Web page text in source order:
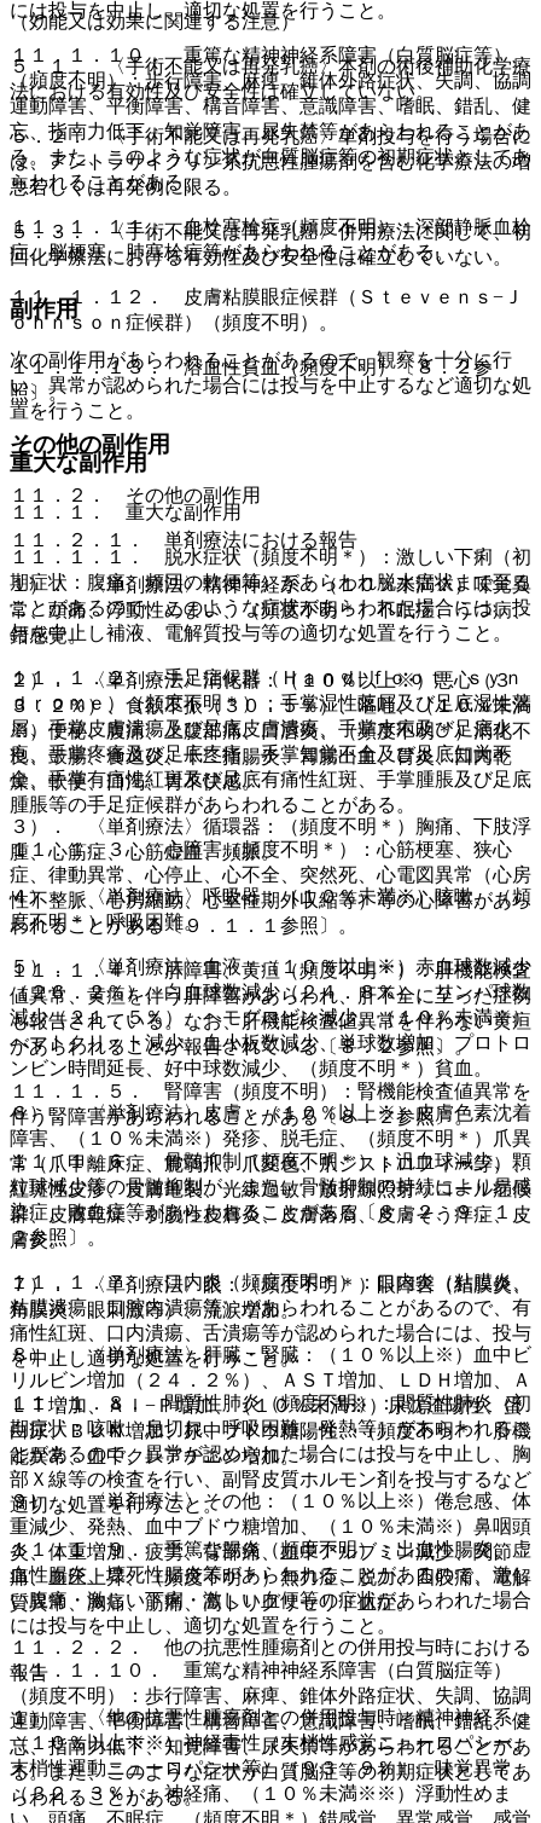
には投与を中止し、適切な処置を行うこと。
１１．１．１０． 重篤な精神神経系障害（白質脳症等）
（頻度不明）：歩行障害、麻痺、錐体外路症状、失調、協調
運動障害、平衡障害、構音障害、意識障害、嗜眠、錯乱、健
忘、指南力低下、知覚障害、尿失禁等があらわれることがあ
る。また、このような症状が白質脳症等の初期症状としてあ
らわれることがある。
１１．１．１１． 血栓塞栓症（頻度不明）：深部静脈血栓
症、脳梗塞、肺塞栓症等があらわれることがある。
１１．１．１２． 皮膚粘膜眼症候群（Ｓｔｅｖｅｎｓ−Ｊ
ｏｈｎｓｏｎ症候群）（頻度不明）。
１１．１．１３． 溶血性貧血（頻度不明）〔８．２参
照〕。
その他の副作用
１１．２． その他の副作用
１１．２．１． 単剤療法における報告
１）． 〈単剤療法〉精神神経系：（１０％未満※）味覚異
常、頭痛、浮動性めまい、（頻度不明＊）不眠症、うつ病、
錯感覚。
２）． 〈単剤療法〉消化器：（１０％以上※）悪心（３
３．２％）、食欲不振（３０．５％）、嘔吐、（１０％未満
※）便秘、腹痛、上腹部痛、口唇炎、（頻度不明＊）消化不
良、鼓腸、食道炎、十二指腸炎、胃腸出血、胃炎、口内乾
燥、軟便、口渇、胃不快感。
３）． 〈単剤療法〉循環器：（頻度不明＊）胸痛、下肢浮
腫、心筋症、心筋虚血、頻脈。
４）． 〈単剤療法〉呼吸器：（１０％未満※）咳嗽、（頻
度不明＊）呼吸困難。
５）． 〈単剤療法〉血液：（１０％以上※）赤血球数減少
（２６．２％）、白血球数減少（２４．８％）、リンパ球数
減少（２１．５％）、ヘモグロビン減少、（１０％未満※）
ヘマトクリット減少、血小板数減少、単球数増加、プロトロ
ンビン時間延長、好中球数減少、（頻度不明＊）貧血。
６）． 〈単剤療法〉皮膚：（１０％以上※）皮膚色素沈着
障害、（１０％未満※）発疹、脱毛症、（頻度不明＊）爪異
常（爪甲離床症、脆弱爪、爪変色、爪ジストロフィー等）、
紅斑性皮疹、皮膚亀裂、光線過敏、放射線照射リコール症候
群、皮膚乾燥、剥脱性皮膚炎、皮膚落屑、皮膚そう痒症、皮
膚炎。
７）． 〈単剤療法〉眼：（頻度不明＊）眼障害（結膜炎、
角膜炎、眼刺激等）、流涙増加。
８）． 〈単剤療法〉肝臓・腎臓：（１０％以上※）血中ビ
リルビン増加（２４．２％）、ＡＳＴ増加、ＬＤＨ増加、Ａ
ＬＴ増加、Ａｌ−Ｐ増加、（１０％未満※）尿沈渣陽性、蛋
白尿、ＢＵＮ増加、尿中ブドウ糖陽性、（頻度不明＊）肝機
能異常、血中クレアチニン増加。
９）． 〈単剤療法〉その他：（１０％以上※）倦怠感、体
重減少、発熱、血中ブドウ糖増加、（１０％未満※）鼻咽頭
炎、体重増加、疲労、背部痛、血中アルブミン減少、関節
痛、血圧上昇、（頻度不明＊）無力症、脱力、四肢痛、電解
質異常、胸痛、筋痛、高トリグリセリド血症。
１１．２．２． 他の抗悪性腫瘍剤との併用投与時における
報告
１）． 〈他の抗悪性腫瘍剤との併用投与時〉精神神経系：
（１０％以上※※）神経毒性（末梢性感覚ニューロパシー、
末梢性運動ニューロパシー等）（９３．９％）、味覚異常
（３２．３％）、神経痛、（１０％未満※※）浮動性めま
い、頭痛、不眠症、（頻度不明＊）錯感覚、異常感覚、感覚
（効能又は効果に関連する注意）
５．１． 〈手術不能又は再発乳癌〉本剤の術後補助化学療
法における有効性及び安全性は確立していない。
５．２． 〈手術不能又は再発乳癌〉単剤投与を行う場合に
は、アントラサイクリン系抗悪性腫瘍剤を含む化学療法の増
悪若しくは再発例に限る。
５．３． 〈手術不能又は再発乳癌〉併用療法に関して、初
回化学療法における有効性及び安全性は確立していない。
副作用
次の副作用があらわれることがあるので、観察を十分に行
い、異常が認められた場合には投与を中止するなど適切な処
置を行うこと。
重大な副作用
１１．１． 重大な副作用
１１．１．１． 脱水症状（頻度不明＊）：激しい下痢（初
期症状：腹痛、頻回の軟便等）があらわれ脱水症状まで至る
ことがあるので、このような症状があらわれた場合には、投
与を中止し補液、電解質投与等の適切な処置を行うこと。
１１．１．２． 手足症候群（Ｈａｎｄ−ｆｏｏｔ ｓｙｎ
ｄｒｏｍｅ）（頻度不明＊）：手掌湿性落屑及び足底湿性落
屑、手掌皮膚潰瘍及び足底皮膚潰瘍、手掌水疱及び足底水
疱、手掌疼痛及び足底疼痛、手掌知覚不全及び足底知覚不
全、手掌有痛性紅斑及び足底有痛性紅斑、手掌腫脹及び足底
腫脹等の手足症候群があらわれることがある。
１１．１．３． 心障害（頻度不明＊）：心筋梗塞、狭心
症、律動異常、心停止、心不全、突然死、心電図異常（心房
性不整脈、心房細動、心室性期外収縮等）等の心障害があら
われることがある〔９．１．１参照〕。
１１．１．４． 肝障害、黄疸（頻度不明＊）：肝機能検査
値異常、黄疸を伴う肝障害があらわれ、肝不全に至った症例
も報告されている。なお、肝機能検査値異常を伴わない黄疸
があらわれることが報告されている〔８．２参照〕。
１１．１．５． 腎障害（頻度不明）：腎機能検査値異常を
伴う腎障害があらわれることがある〔８．２参照〕。
１１．１．６． 骨髄抑制（頻度不明＊）：汎血球減少、顆
粒球減少等の骨髄抑制が、また、骨髄抑制の持続により易感
染症、敗血症等があらわれることがある〔８．２、９．１．
２参照〕。
１１．１．７． 口内炎（頻度不明＊）：口内炎（粘膜炎、
粘膜潰瘍、口腔内潰瘍等）があらわれることがあるので、有
痛性紅斑、口内潰瘍、舌潰瘍等が認められた場合には、投与
を中止し適切な処置を行うこと。
１１．１．８． 間質性肺炎（頻度不明）：間質性肺炎（初
期症状：咳嗽、息切れ、呼吸困難、発熱等）があらわれるこ
とがあるので、異常が認められた場合には投与を中止し、胸
部Ｘ線等の検査を行い、副腎皮質ホルモン剤を投与するなど
適切な処置を行うこと。
１１．１．９． 重篤な腸炎（頻度不明）：出血性腸炎、虚
血性腸炎、壊死性腸炎等があらわれることがあるので、激し
い腹痛・激しい下痢・激しい血便等の症状があらわれた場合
には投与を中止し、適切な処置を行うこと。
１１．１．１０． 重篤な精神神経系障害（白質脳症等）
（頻度不明）：歩行障害、麻痺、錐体外路症状、失調、協調
運動障害、平衡障害、構音障害、意識障害、嗜眠、錯乱、健
忘、指南力低下、知覚障害、尿失禁等があらわれることがあ
る。また、このような症状が白質脳症等の初期症状としてあ
らわれることがある。